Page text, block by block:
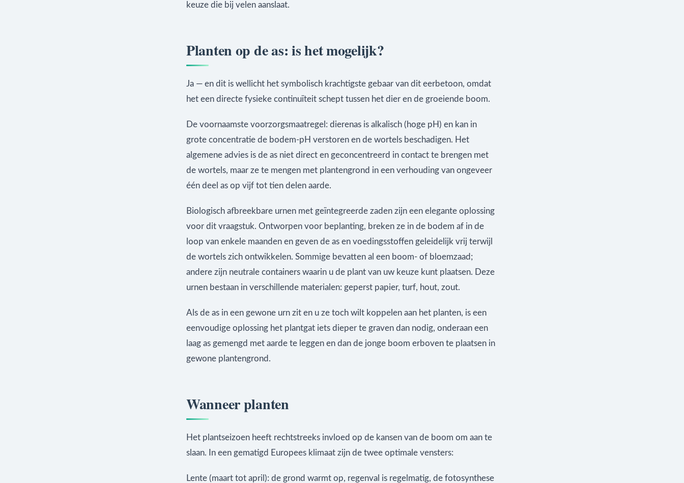
keuze die bij velen aanslaat.
Planten op de as: is het mogelijk?
Ja — en dit is wellicht het symbolisch krachtigste gebaar van dit eerbetoon, omdat
het een directe fysieke continuïteit schept tussen het dier en de groeiende boom.
De voornaamste voorzorgsmaatregel: dierenas is alkalisch (hoge pH) en kan in
grote concentratie de bodem-pH verstoren en de wortels beschadigen. Het
algemene advies is de as niet direct en geconcentreerd in contact te brengen met
de wortels, maar ze te mengen met plantengrond in een verhouding van ongeveer
één deel as op vijf tot tien delen aarde.
Biologisch afbreekbare urnen met geïntegreerde zaden zijn een elegante oplossing
voor dit vraagstuk. Ontworpen voor beplanting, breken ze in de bodem af in de
loop van enkele maanden en geven de as en voedingsstoffen geleidelijk vrij terwijl
de wortels zich ontwikkelen. Sommige bevatten al een boom- of bloemzaad;
andere zijn neutrale containers waarin u de plant van uw keuze kunt plaatsen. Deze
urnen bestaan in verschillende materialen: geperst papier, turf, hout, zout.
Als de as in een gewone urn zit en u ze toch wilt koppelen aan het planten, is een
eenvoudige oplossing het plantgat iets dieper te graven dan nodig, onderaan een
laag as gemengd met aarde te leggen en dan de jonge boom erboven te plaatsen in
gewone plantengrond.
Wanneer planten
Het plantseizoen heeft rechtstreeks invloed op de kansen van de boom om aan te
slaan. In een gematigd Europees klimaat zijn de twee optimale vensters:
Lente (maart tot april): de grond warmt op, regenval is regelmatig, de fotosynthese